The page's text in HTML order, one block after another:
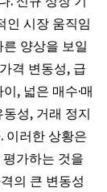
인 시장 움직임
양상을 보일
격 변동성, 급
, 넓은 매수·매
성, 거래 정지
이러한 상황은
가하는 것을
의 큰 변동성